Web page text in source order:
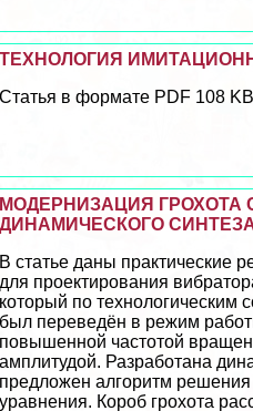
ТЕХНОЛОГИЯ
Статья в формате PDF 108
МОДЕРНИЗАЦИЯ ГРОХОТА
ДИНАМИЧЕСКОГО
В статье даны пpaктические
для проектирования
который по технологическим
был переведён в режим
повышенной частотой
амплитудой. Разработана
предложен алгоритм
уравнения. Короб грохота